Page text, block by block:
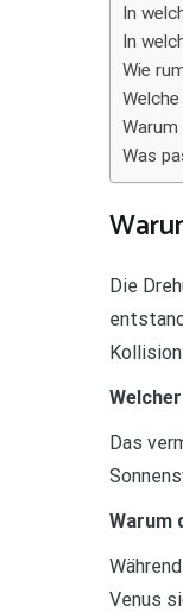
In
In
Wie
Was
Die
Das
Warum
Venus